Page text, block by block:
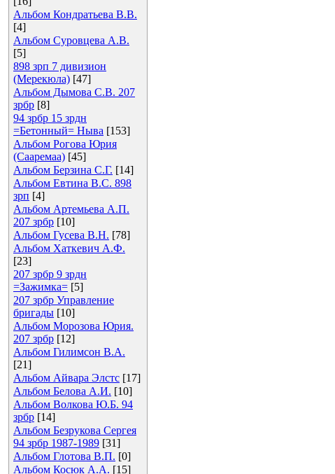
Альбом Кондратьева В.В.
[4]
Альбом Суровцева А.В.
[5]
898 зрп 7 дивизион
(Мерекюла) [47]
Альбом Дымова С.В. 207
зрбр [8]
94 зрбр 15 зрдн
=Бетонный= Ныва [153]
Альбом Рогова Юрия
(Сааремаа) [45]
Альбом Берзина С.Г. [14]
Альбом Евтина В.С. 898
зрп [4]
Альбом Артемьева А.П.
207 зрбр [10]
Альбом Гусева В.Н. [78]
Альбом Хаткевич А.Ф.
[23]
207 зрбр 9 зрдн
=Зажимка= [5]
207 зрбр Управление
бригады [10]
Альбом Морозова Юрия.
207 зрбр [12]
Альбом Гилимсон В.А.
[21]
Альбом Айвара Элстс [17]
Альбом Белова А.И. [10]
Альбом Волкова Ю.Б. 94
зрбр [14]
Альбом Безрукова Сергея
94 зрбр 1987-1989 [31]
Альбом Глотова В.П. [0]
Альбом Косюк А.А. [15]